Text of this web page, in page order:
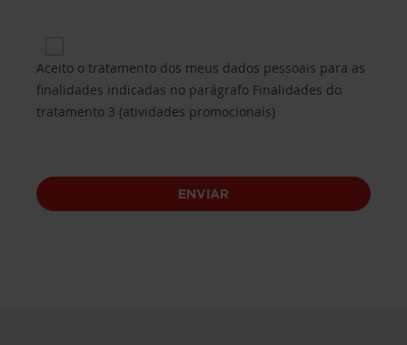
Aceito o tratamento dos meus dados pessoais para as
finalidades indicadas no parágrafo Finalidades do
tratamento 3 (atividades promocionais)
ENVIAR